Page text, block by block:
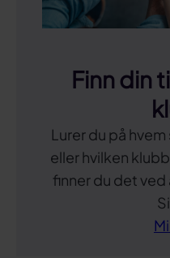
Finn din
Lurer du på
eller hvilken
finner du det ved